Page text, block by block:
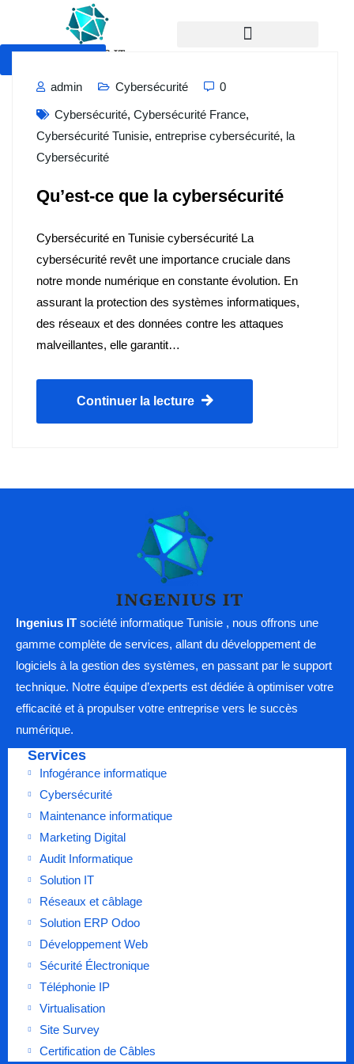
admin
Cybersécurité 0
Cybersécurité, Cybersécurité France,
Cybersécurité Tunisie, entreprise cybersécurité, la
Cybersécurité
Qu’est-ce que la cybersécurité
Cybersécurité en Tunisie cybersécurité La
cybersécurité revêt une importance cruciale dans
notre monde numérique en constante évolution. En
assurant la protection des systèmes informatiques,
des réseaux et des données contre les attaques
malveillantes, elle garantit…
Continuer la lecture
Ingenius IT société informatique Tunisie , nous offrons une
gamme complète de services, allant du développement de
logiciels à la gestion des systèmes, en passant par le support
technique. Notre équipe d’experts est dédiée à optimiser votre
efficacité et à propulser votre entreprise vers le succès
numérique.
Services
Infogérance informatique
Cybersécurité
Maintenance informatique
Marketing Digital
Audit Informatique
Solution IT
Réseaux et câblage
Solution ERP Odoo
Développement Web
Sécurité Électronique
Téléphonie IP
Virtualisation
Site Survey
Certification de Câbles